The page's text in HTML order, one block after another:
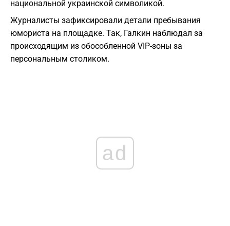
национальной украинской символикой.
Журналисты зафиксировали детали пребывания
юмориста на площадке. Так, Галкин наблюдал за
происходящим из обособленной VIP-зоны за
персональным столиком.
ad